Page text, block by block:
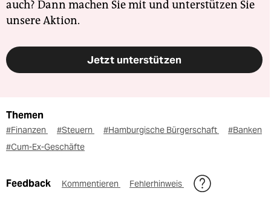
auch? Dann machen Sie mit und unterstützen Sie
unsere Aktion.
Jetzt unterstützen
Themen
#Finanzen #Steuern #Hamburgische Bürgerschaft
#Banken
#Cum-Ex-Geschäfte
Feedback Kommentieren Fehlerhinweis